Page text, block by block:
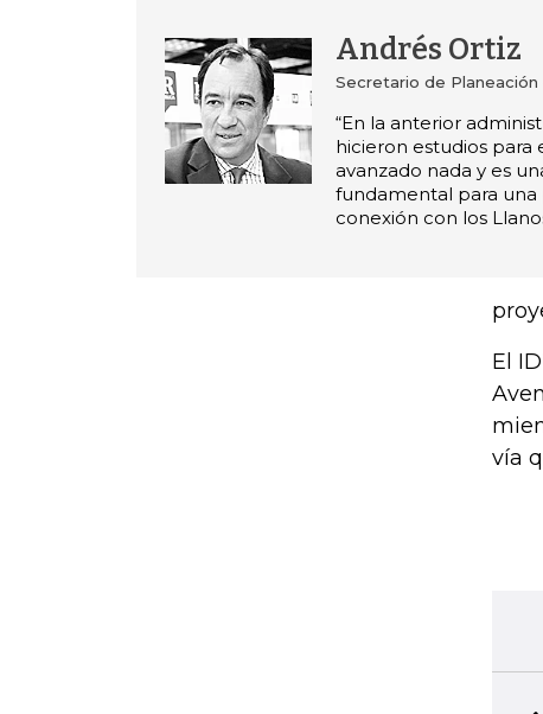
Andrés Ortiz
Secretario de
“En la anterior
hicieron estudios para
avanzado nada y es
fundamental para una
conexión con los
El
vía